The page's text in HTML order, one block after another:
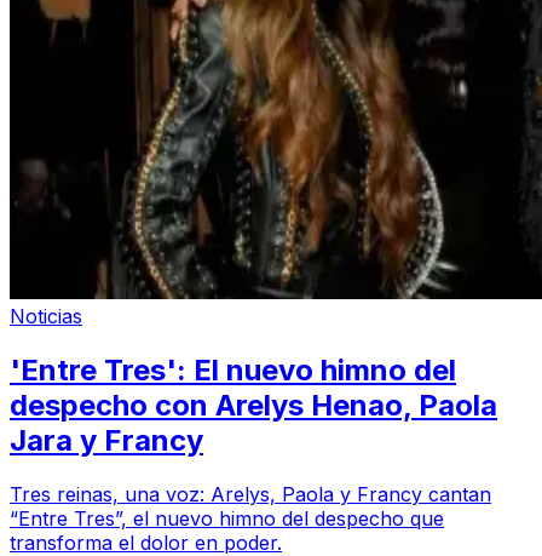
Noticias
'Entre Tres': El nuevo himno del
despecho con Arelys Henao, Paola
Jara y Francy
Tres reinas, una voz: Arelys, Paola y Francy cantan
“Entre Tres”, el nuevo himno del despecho que
transforma el dolor en poder.